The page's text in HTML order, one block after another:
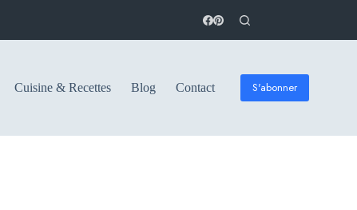
Cuisine & Recettes Blog Contact S'abonner